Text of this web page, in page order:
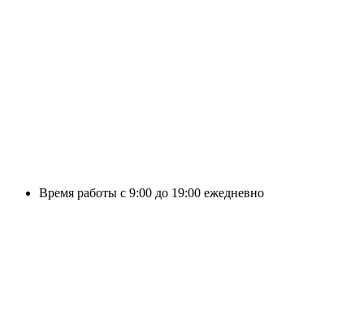
Время работы с 9:00 до 19:00 ежедневно